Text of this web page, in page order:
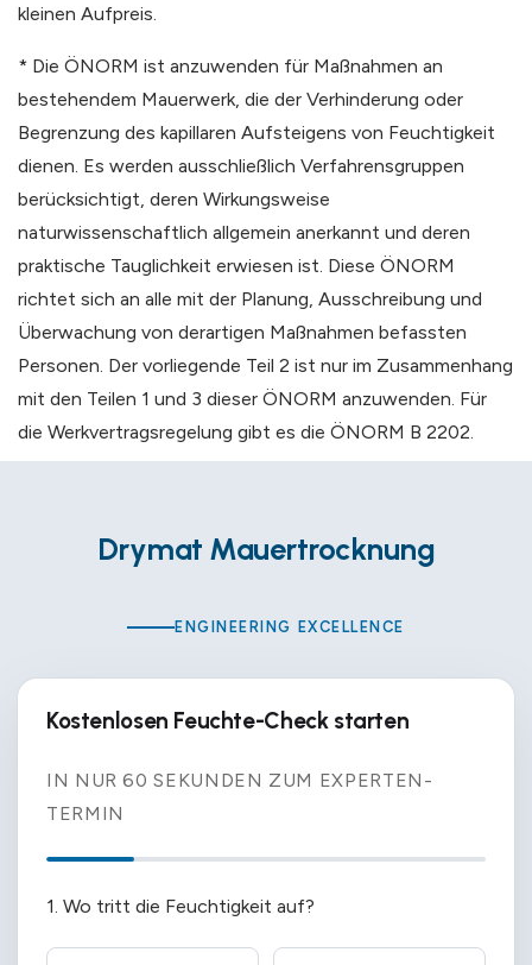
kleinen Aufpreis.
* Die ÖNORM ist anzuwenden für Maßnahmen an
bestehendem Mauerwerk, die der Verhinderung oder
Begrenzung des kapillaren Aufsteigens von Feuchtigkeit
dienen. Es werden ausschließlich Verfahrensgruppen
berücksichtigt, deren Wirkungsweise
naturwissenschaftlich allgemein anerkannt und deren
praktische Tauglichkeit erwiesen ist. Diese ÖNORM
richtet sich an alle mit der Planung, Ausschreibung und
Überwachung von derartigen Maßnahmen befassten
Personen. Der vorliegende Teil 2 ist nur im Zusammenhang
mit den Teilen 1 und 3 dieser ÖNORM anzuwenden. Für
die Werkvertragsregelung gibt es die ÖNORM B 2202.
Drymat Mauertrocknung
ENGINEERING EXCELLENCE
Kostenlosen Feuchte-Check starten
IN NUR 60 SEKUNDEN ZUM EXPERTEN-
TERMIN
1. Wo tritt die Feuchtigkeit auf?